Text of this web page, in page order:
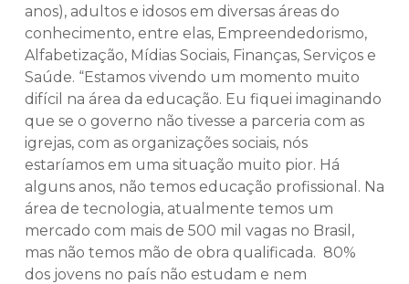
anos), adultos e idosos em diversas áreas do
conhecimento, entre elas, Empreendedorismo,
Alfabetização, Mídias Sociais, Finanças, Serviços e
Saúde. “Estamos vivendo um momento muito
difícil na área da educação. Eu fiquei imaginando
que se o governo não tivesse a parceria com as
igrejas, com as organizações sociais, nós
estaríamos em uma situação muito pior. Há
alguns anos, não temos educação profissional. Na
área de tecnologia, atualmente temos um
mercado com mais de 500 mil vagas no Brasil,
mas não temos mão de obra qualificada. 80%
dos jovens no país não estudam e nem